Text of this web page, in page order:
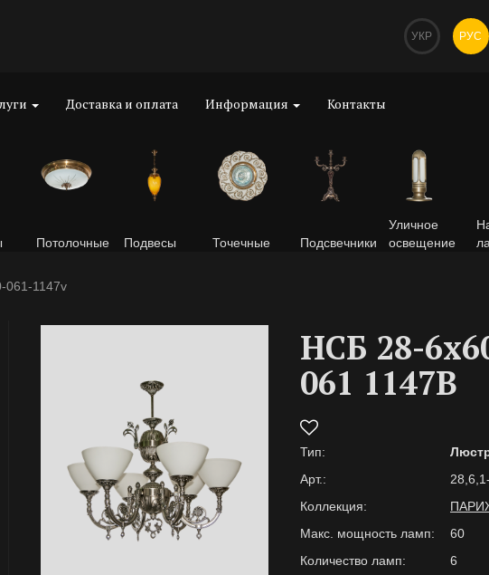
УКР РУС
Доставка и оплата Информация Контакты
Потолочные Подвесы Точечные Подсвечники
Уличное
освещение
061-1147v
НСБ 28-
061 1147В
Тип:
Арт.:
Коллекция:
Макс. мощность ламп:
60
Количество ламп:
6